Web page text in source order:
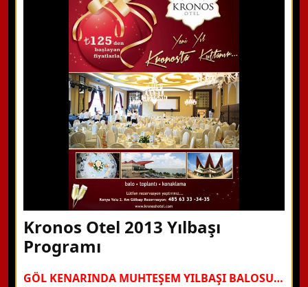
Hemen Arayın
Detaylı Bilgi Alın
Kronos Otel 2013 Yılbaşı
Programı
GÖL KENARINDA MUHTEŞEM YILBAŞI BALOSU…